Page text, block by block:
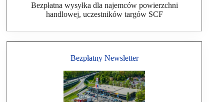
Bezpłatna wysyłka dla najemców powierzchni
handlowej, uczestników targów SCF
Bezpłatny Newsletter